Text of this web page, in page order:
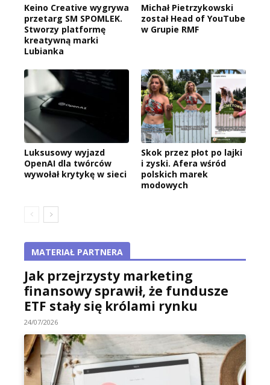
Keino Creative wygrywa
przetarg SM SPOMLEK.
Stworzy platformę
kreatywną marki
Lubianka
Michał Pietrzykowski
został Head of YouTube
w Grupie RMF
Luksusowy wyjazd
OpenAI dla twórców
wywołał krytykę w sieci
Skok przez płot po lajki
i zyski. Afera wśród
polskich marek
modowych
MATERIAŁ PARTNERA
Jak przejrzysty marketing
finansowy sprawił, że fundusze
ETF stały się królami rynku
24/07/2026